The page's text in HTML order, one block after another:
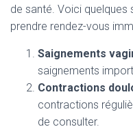
de santé. Voici quelques
prendre rendez-vous
Saignements
saignements
Contractions
contractions
de consulter.